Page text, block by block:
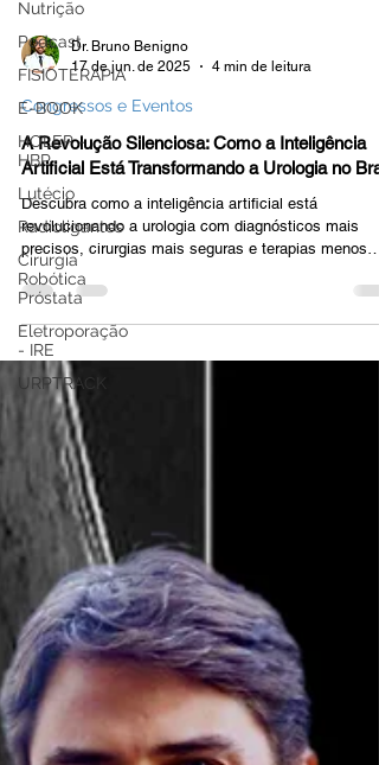
Nutrição
Podcast
FISIOTERAPIA
E-BOOK
HOLEP -
HBP
Lutécio
Radioligantes
Cirurgia
Robótica
Próstata
Eletroporação
- IRE
URPTRACK
Dr. Bruno Benigno
17 de jun. de 2025
4 min de leitura
Congressos e Eventos
A Revolução Silenciosa: Como a Inteligência
Artificial Está Transformando a Urologia no
Descubra como a inteligência artificial está
revolucionando a urologia com diagnósticos mais
precisos, cirurgias mais seguras e terapias menos
invasivas. Saiba como a IA pode transformar seu
tratamento com o Dr. Bruno Benigno.